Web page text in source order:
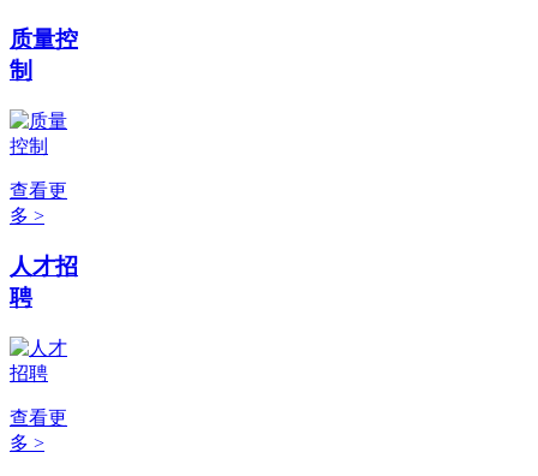
质量控
制
查看更
多 >
人才招
聘
查看更
多 >